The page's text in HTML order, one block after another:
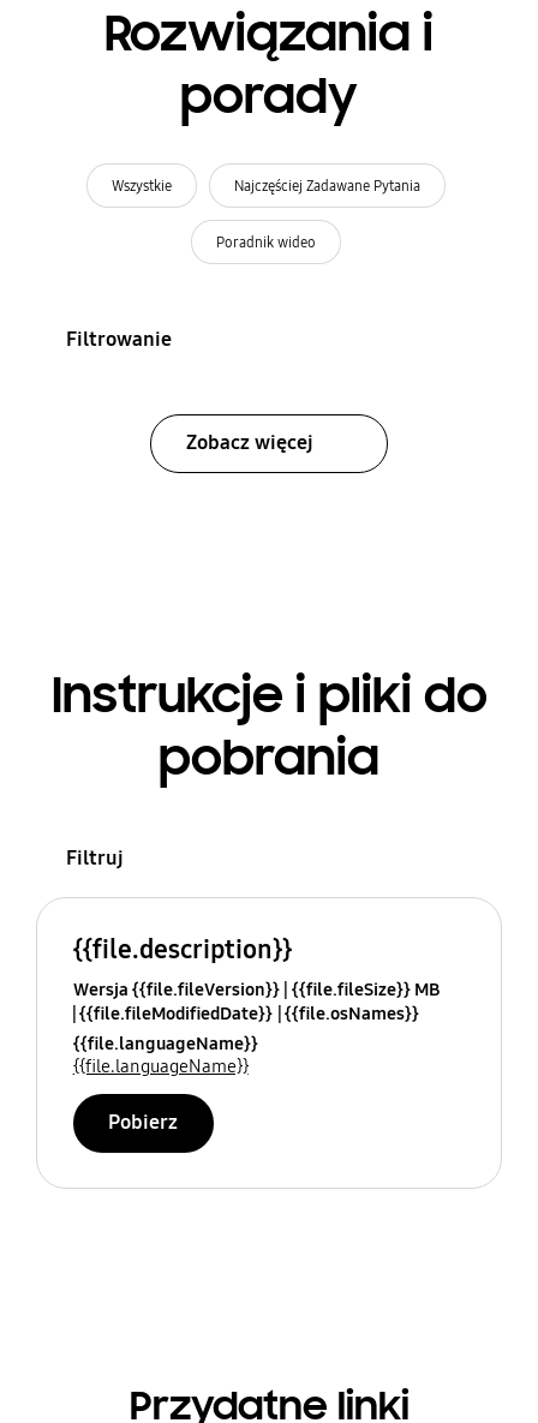
Rozwiązania i
porady
Wszystkie Najczęściej Zadawane Pytania
Poradnik wideo
Filtrowanie
Zobacz więcej
Instrukcje i pliki do
pobrania
Filtruj
{{file.description}}
Wersja {{file.fileVersion}} {{file.fileSize}} MB
{{file.fileModifiedDate}} {{file.osNames}}
{{file.languageName}}
{{file.languageName}}
Pobierz
Przydatne linki